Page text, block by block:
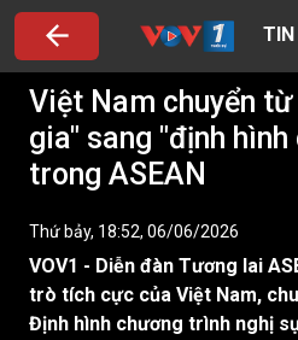
TIN
Việt Nam chuyển
gia" sang "định
trong ASEAN
Thứ bảy, 18:52, 06/06/2026
VOV1 - Diễn đàn Tương lai
trò tích cực của Việt Nam,
Định hình chương trình nghị